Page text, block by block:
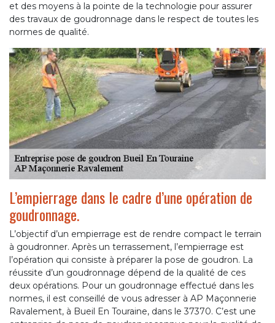
et des moyens à la pointe de la technologie pour assurer
des travaux de goudronnage dans le respect de toutes les
normes de qualité.
L’empierrage dans le cadre d’une opération de
goudronnage.
L’objectif d’un empierrage est de rendre compact le terrain
à goudronner. Après un terrassement, l’empierrage est
l’opération qui consiste à préparer la pose de goudron. La
réussite d’un goudronnage dépend de la qualité de ces
deux opérations. Pour un goudronnage effectué dans les
normes, il est conseillé de vous adresser à AP Maçonnerie
Ravalement, à Bueil En Touraine, dans le 37370. C’est une